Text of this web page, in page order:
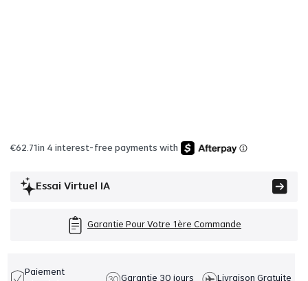
€62.71in 4 interest-free payments with
Essai Virtuel IA
Garantie Pour Votre 1ère Commande
Paiement
Garantie 30 jours Livraison Gratuite